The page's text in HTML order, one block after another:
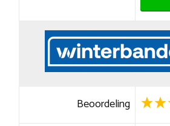
Beoordeling